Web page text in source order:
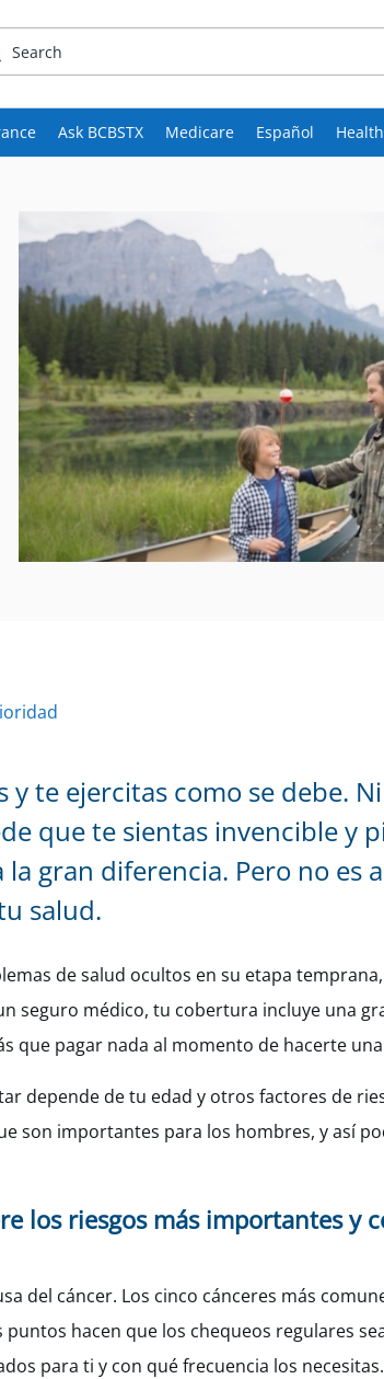
Ask BCBSTX Medicare Español
y te ejercitas como se debe. Ni
que te sientas invencible y
gran diferencia. Pero no es
salud.
de salud ocultos en su etapa
seguro médico, tu cobertura incluye una
que pagar nada al momento de hacerte
depende de tu edad y otros factores de
son importantes para los hombres, y así
los riesgos más importantes y
del cáncer. Los cinco cánceres más
hacen que los chequeos regulares
para ti y con qué frecuencia los necesitas.